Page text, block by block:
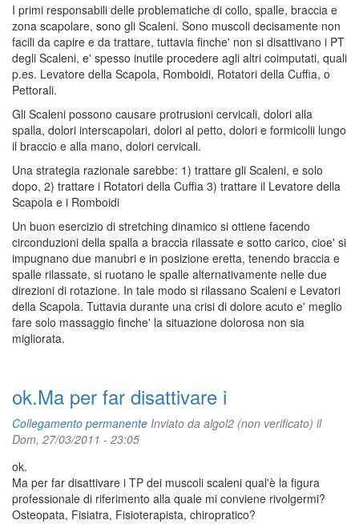
I primi responsabili delle problematiche di collo, spalle, braccia e
zona scapolare, sono gli Scaleni. Sono muscoli decisamente non
facili da capire e da trattare, tuttavia finche' non si disattivano i PT
degli Scaleni, e' spesso inutile procedere agli altri coimputati, quali
p.es. Levatore della Scapola, Romboidi, Rotatori della Cuffia, o
Pettorali.
Gli Scaleni possono causare protrusioni cervicali, dolori alla
spalla, dolori interscapolari, dolori al petto, dolori e formicolii lungo
il braccio e alla mano, dolori cervicali.
Una strategia razionale sarebbe: 1) trattare gli Scaleni, e solo
dopo, 2) trattare i Rotatori della Cuffia 3) trattare il Levatore della
Scapola e i Romboidi
Un buon esercizio di stretching dinamico si ottiene facendo
circonduzioni della spalla a braccia rilassate e sotto carico, cioe' si
impugnano due manubri e in posizione eretta, tenendo braccia e
spalle rilassate, si ruotano le spalle alternativamente nelle due
direzioni di rotazione. In tale modo si rilassano Scaleni e Levatori
della Scapola. Tuttavia durante una crisi di dolore acuto e' meglio
fare solo massaggio finche' la situazione dolorosa non sia
migliorata.
ok.Ma per far disattivare i
Collegamento permanente Inviato da algol2 (non verificato) il
Dom, 27/03/2011 - 23:05
ok.
Ma per far disattivare i TP dei muscoli scaleni qual'è la figura
professionale di riferimento alla quale mi conviene rivolgermi?
Osteopata, Fisiatra, Fisioterapista, chiropratico?